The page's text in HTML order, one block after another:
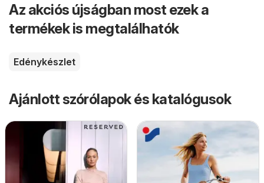
Az akciós újságban most ezek a
termékek is megtalálhatók
Edénykészlet
Ajánlott szórólapok és katalógusok